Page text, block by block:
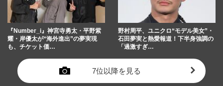
『Number_i』神宮寺勇太・平野紫
耀・岸優太が“海外進出”の夢実現
も、チケット価…
野村周平、ユニクロ“モデル美女”・
石田夢実と熱愛報道！下半身強調の
「過激すぎ…
7位以降を見る